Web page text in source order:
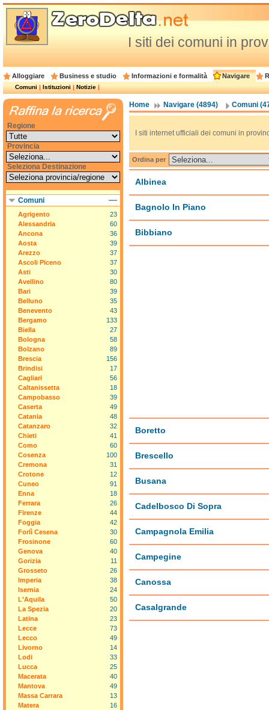
I siti dei comuni in
Alloggiare Business e studio Informazioni e formalità Navigare
Comuni|Istituzioni|Notizie|
Home Navigare (4894) Comuni
I siti internet ufficiali dei comuni in
Ordina per
Albinea
Bagnolo In Piano
Bibbiano
Boretto
Brescello
Busana
Cadelbosco Di Sopra
Campagnola Emilia
Campegine
Canossa
Casalgrande
Regione
Provincia
Seleziona Destinazione
Comuni
Agrigento
23
Alessandria
60
Ancona
36
Aosta
39
Arezzo
37
Ascoli Piceno
37
Asti
30
Avellino
80
Bari
39
Belluno
35
Benevento
43
Bergamo
133
Biella
27
Bologna
58
Bolzano
89
Brescia
156
Brindisi
17
Cagliari
56
Caltanissetta
18
Campobasso
39
Caserta
49
Catania
48
Catanzaro
32
Chieti
41
Como
60
Cosenza
100
Cremona
31
Crotone
12
Cuneo
91
Enna
18
Ferrara
26
Firenze
44
Foggia
42
Forlì Cesena
30
Frosinone
60
Genova
40
Gorizia
11
Grosseto
26
Imperia
38
Isernia
24
L'Aquila
50
La Spezia
20
Latina
23
Lecce
73
Lecco
49
Livorno
14
Lodi
33
Lucca
25
Macerata
40
Mantova
49
Massa Carrara
13
Matera
16